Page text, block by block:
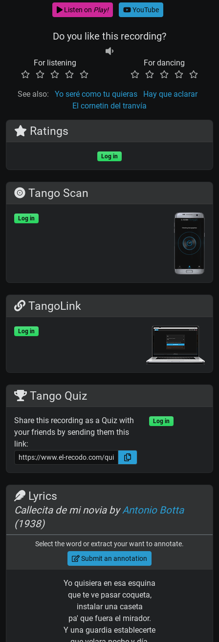
Listen on Play! YouTube
Do you like this recording?
For listening For dancing
See also: Yo seré como tu quieras
Hay que aclarar
El cornetin del tranvía
Ratings
Log in
Tango Scan
Log in
TangoLink
Log in
Tango Quiz
Share this recording as a Quiz with
your friends by sending them this
link:
Log in
Lyrics
Callecita de mi novia byAntonio Botta
(1938)
Select the word or extract your want to annotate.
Submit an annotation
Yo quisiera en esa esquina
que te ve pasar coqueta,
instalar una caseta
pa' que fuera el mirador.
Y una guardia establecerte